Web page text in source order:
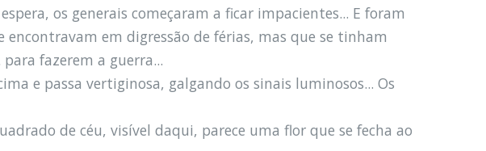
os generais começaram a ficar impacientes... E foram
encontravam em digressão de férias, mas que se tinham
fazerem a guerra...
e passa vertiginosa, galgando os sinais luminosos... Os
de céu, visível daqui, parece uma flor que se fecha ao